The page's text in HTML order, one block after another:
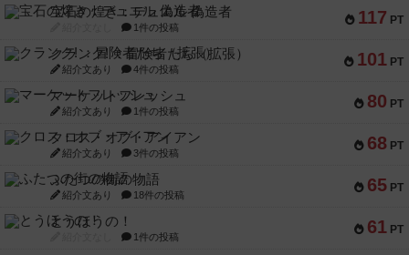
117 PT
宝石の煌き：デュエル 偽造者
1件の投稿
101 PT
クランク! ：冒険者たち（拡張）
紹介文あり 4件の投稿
80 PT
マーケットフレッシュ
紹介文あり 1件の投稿
68 PT
クロス・オブ・アイアン
紹介文あり 3件の投稿
65 PT
ふたつの街の物語
紹介文あり 18件の投稿
61 PT
とうほうの！
1件の投稿